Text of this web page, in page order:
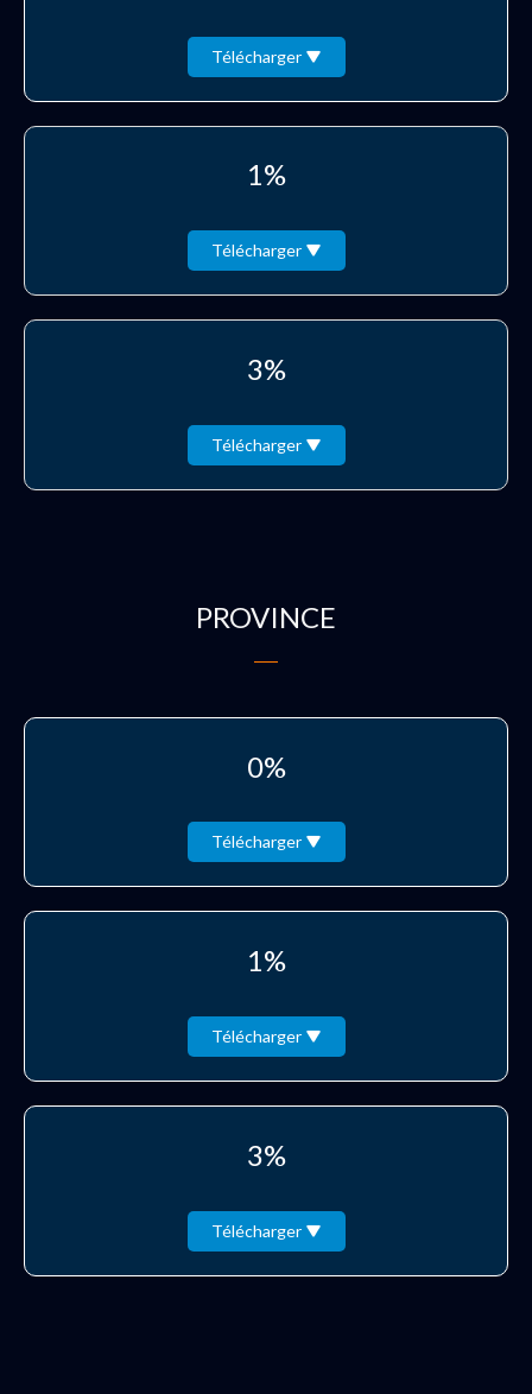
Télécharger
1%
Télécharger
3%
Télécharger
PROVINCE
0%
Télécharger
1%
Télécharger
3%
Télécharger